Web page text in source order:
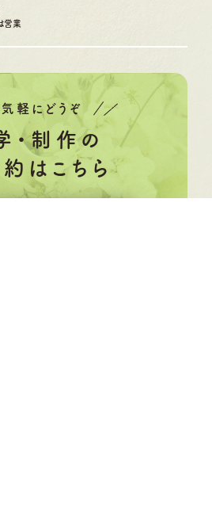
営業
軽にどうぞ
・制作の
はこちら